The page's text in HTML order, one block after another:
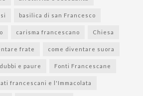
basilica di san Francesco
carisma francescano Chiesa
frate come diventare suora
dubbi e paure Fonti Francescane
francescani e l'Immacolata